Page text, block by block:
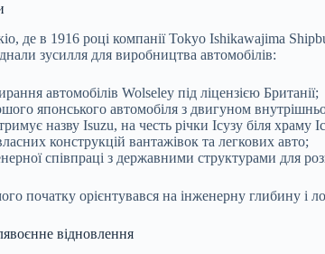
де в 1916 році компанії Tokyo Ishikawajima
зусилля для виробництва автомобілів:
автомобілів Wolseley під ліцензією Британії;
японського автомобіля з двигуном
назву Isuzu, на честь річки Ісузу біля храму
конструкцій вантажівок та легкових авто;
співпраці з державними структурами для
початку орієнтувався на інженерну глибину і
відновлення